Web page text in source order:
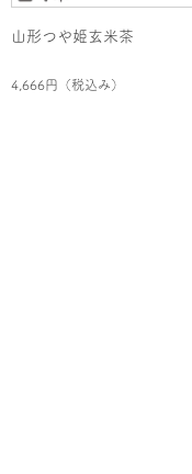
山形つや姫玄米茶
4,666円 （税込み）